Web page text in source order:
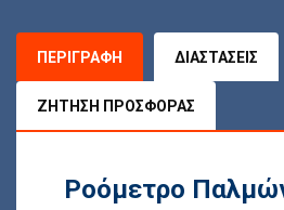
ΠΕΡΙΓΡΑΦΉ ΔΙΑΣΤΆΣΕΙΣ
ΖΉΤΗΣΗ ΠΡΟΣΦΟΡΆΣ
Ροόμετρο